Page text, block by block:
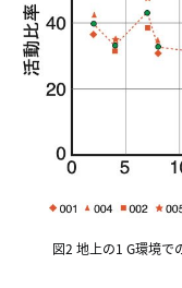
図2 地上の1 G環境で